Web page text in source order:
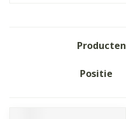
Producten
Sorteer op: